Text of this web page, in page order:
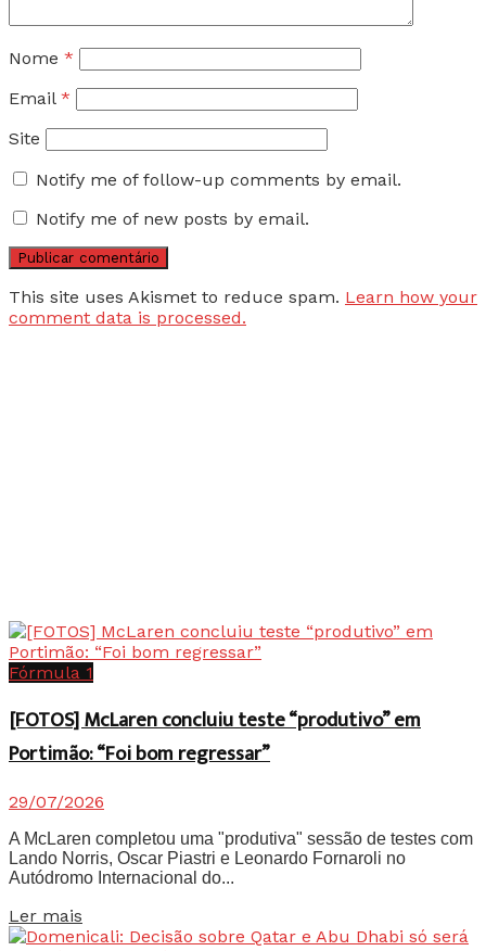
Nome *
Email *
Site
Notify me of follow-up comments by email.
Notify me of new posts by email.
This site uses Akismet to reduce spam. Learn how your
comment data is processed.
Fórmula 1
[FOTOS] McLaren concluiu teste “produtivo” em
Portimão: “Foi bom regressar”
29/07/2026
A McLaren completou uma "produtiva" sessão de testes com
Lando Norris, Oscar Piastri e Leonardo Fornaroli no
Autódromo Internacional do...
Ler mais